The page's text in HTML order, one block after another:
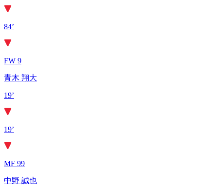
84’
FW 9
青木 翔大
19’
19’
MF 99
中野 誠也